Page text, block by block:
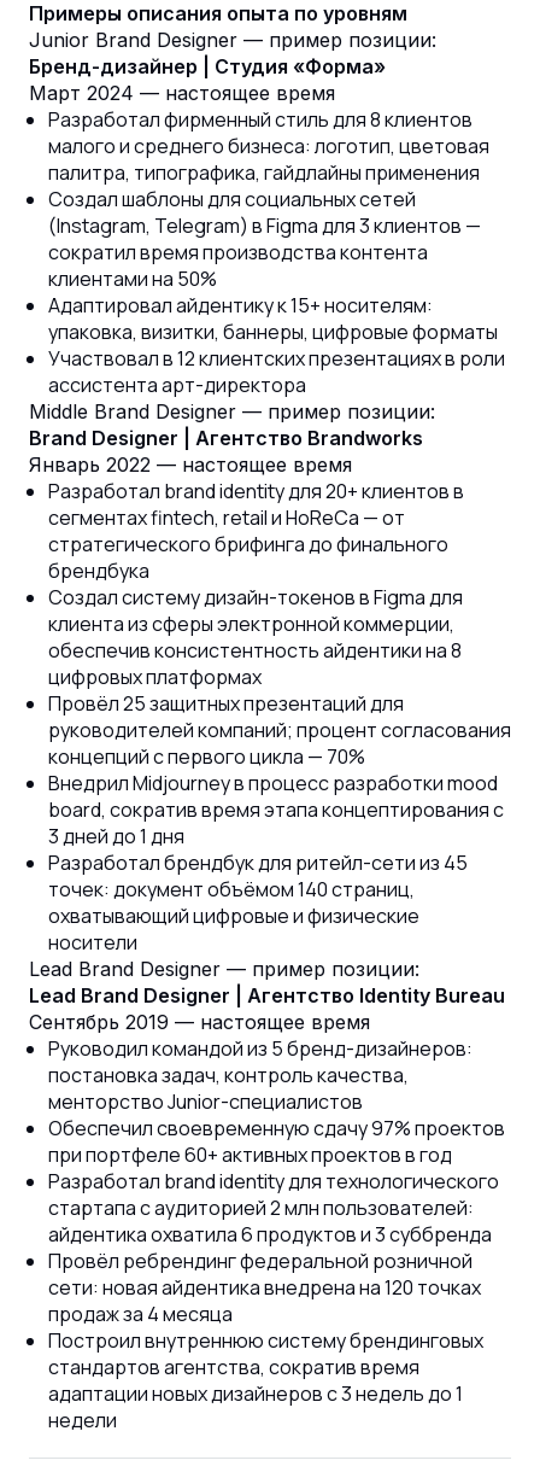
Примеры описания опыта по уровням
Junior Brand Designer — пример позиции:
Бренд-дизайнер | Студия «Форма»
Март 2024 — настоящее время
Разработал фирменный стиль для 8 клиентов
малого и среднего бизнеса: логотип, цветовая
палитра, типографика, гайдлайны применения
Создал шаблоны для социальных сетей
(Instagram, Telegram) в Figma для 3 клиентов —
сократил время производства контента
клиентами на 50%
Адаптировал айдентику к 15+ носителям:
упаковка, визитки, баннеры, цифровые форматы
Участвовал в 12 клиентских презентациях в роли
ассистента арт-директора
Middle Brand Designer — пример позиции:
Brand Designer | Агентство Brandworks
Январь 2022 — настоящее время
Разработал brand identity для 20+ клиентов в
сегментах fintech, retail и HoReCa — от
стратегического брифинга до финального
брендбука
Создал систему дизайн-токенов в Figma для
клиента из сферы электронной коммерции,
обеспечив консистентность айдентики на 8
цифровых платформах
Провёл 25 защитных презентаций для
руководителей компаний; процент согласования
концепций с первого цикла — 70%
Внедрил Midjourney в процесс разработки mood
board, сократив время этапа концептирования с
3 дней до 1 дня
Разработал брендбук для ритейл-сети из 45
точек: документ объёмом 140 страниц,
охватывающий цифровые и физические
носители
Lead Brand Designer — пример позиции:
Lead Brand Designer | Агентство Identity Bureau
Сентябрь 2019 — настоящее время
Руководил командой из 5 бренд-дизайнеров:
постановка задач, контроль качества,
менторство Junior-специалистов
Обеспечил своевременную сдачу 97% проектов
при портфеле 60+ активных проектов в год
Разработал brand identity для технологического
стартапа с аудиторией 2 млн пользователей:
айдентика охватила 6 продуктов и 3 суббренда
Провёл ребрендинг федеральной розничной
сети: новая айдентика внедрена на 120 точках
продаж за 4 месяца
Построил внутреннюю систему брендинговых
стандартов агентства, сократив время
адаптации новых дизайнеров с 3 недель до 1
недели